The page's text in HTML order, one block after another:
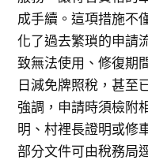
成手續。這項措施不
化了過去繁瑣的申請
致無法使用、修復期
日減免牌照稅，甚至
強調，申請時須檢附
明、村裡長證明或修
部分文件可由稅務局